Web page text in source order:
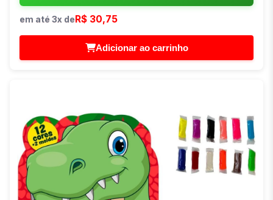
em até 3x de R$ 30,75
Adicionar ao carrinho